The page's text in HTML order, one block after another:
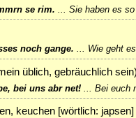
se rim. Sie haben es
noch gange. ... Wie geht
üblich, gebräuchlich sein)
bei uns abr net!... Bei euch
keuchen [wörtlich: japsen]